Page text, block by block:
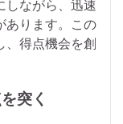
しながら、迅速
あります。この
、得点機会を創
突く